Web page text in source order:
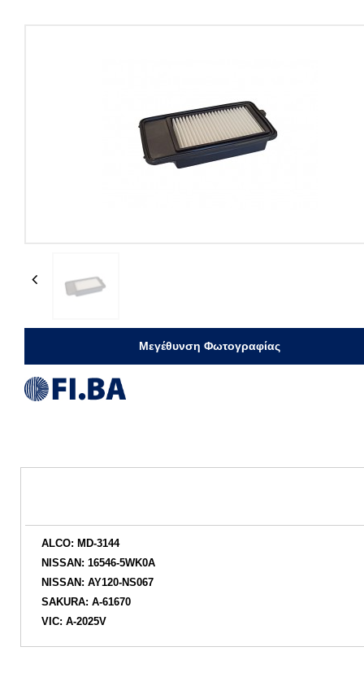
Previous
Μεγέθυνση Φωτογραφίας
ALCO: MD-3144
NISSAN: 16546-5WK0A
NISSAN: AY120-NS067
SAKURA: A-61670
VIC: A-2025V